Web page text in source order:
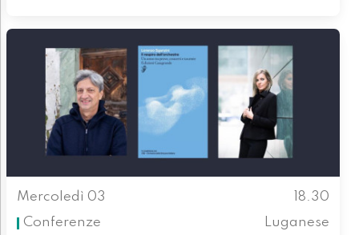
Mercoledì 03
18.30
Conferenze
Luganese